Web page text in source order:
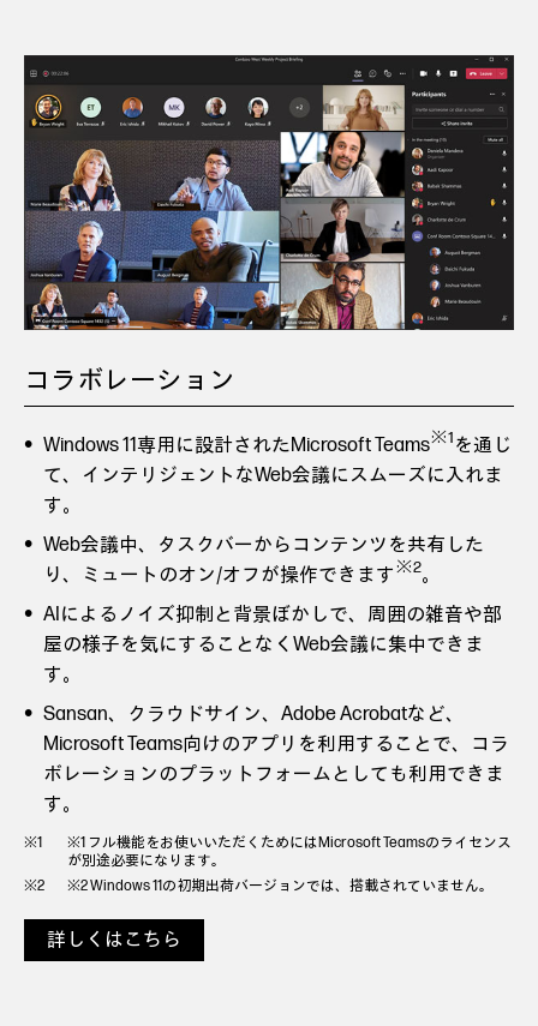
コラボレーション
Windows 11専用に設計されたMicrosoft Teams※1を通じ
て、インテリジェントなWeb会議にスムーズに入れま
す。
Web会議中、タスクバーからコンテンツを共有した
り、ミュートのオン/オフが操作できます※2。
AIによるノイズ抑制と背景ぼかしで、周囲の雑音や部
屋の様子を気にすることなくWeb会議に集中できま
す。
Sansan、クラウドサイン、Adobe Acrobatなど、
Microsoft Teams向けのアプリを利用することで、コラ
ボレーションのプラットフォームとしても利用できま
す。
※1 フル機能をお使いいただくためにはMicrosoft Teamsのライセンス
が別途必要になります。
※2 Windows 11の初期出荷バージョンでは、搭載されていません。
詳しくはこちら